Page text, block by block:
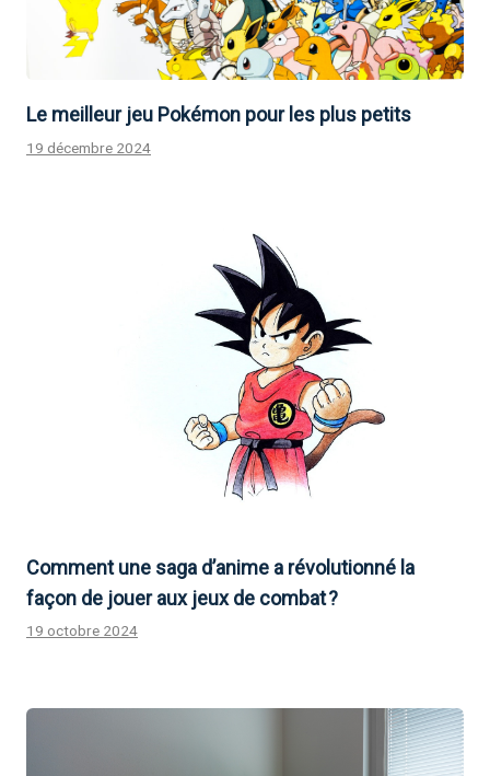
Le meilleur jeu Pokémon pour les plus petits
19 décembre 2024
Comment une saga d’anime a révolutionné la
façon de jouer aux jeux de combat ?
19 octobre 2024